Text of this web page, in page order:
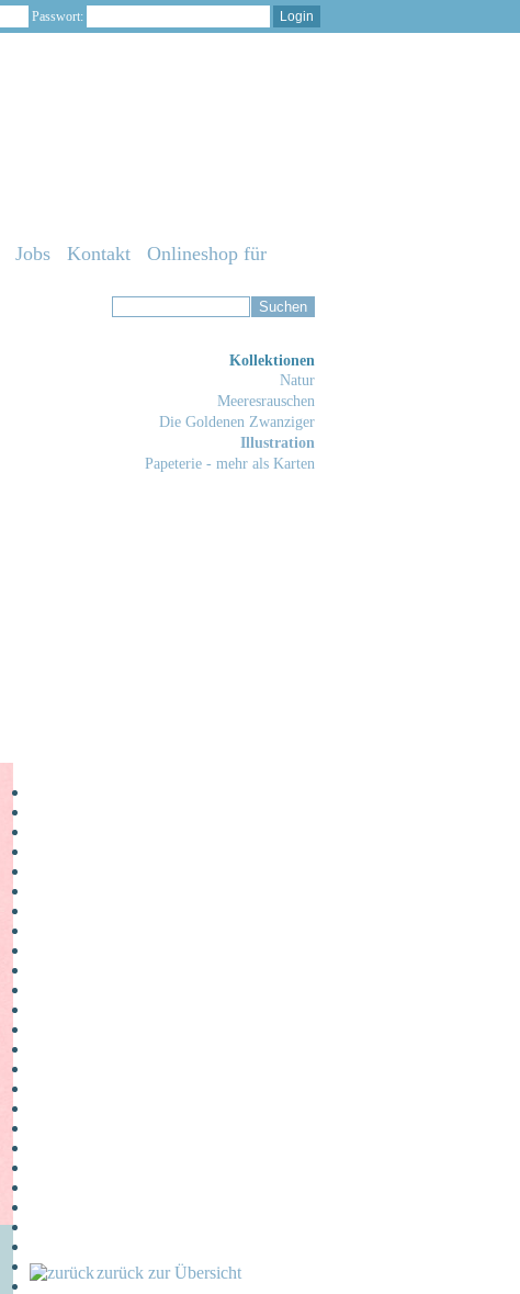
Passwort:
Jobs Kontakt
Onlineshop für
Kollektionen
Natur
Meeresrauschen
Die Goldenen Zwanziger
Illustration
Papeterie - mehr als Karten
zurück zur Übersicht